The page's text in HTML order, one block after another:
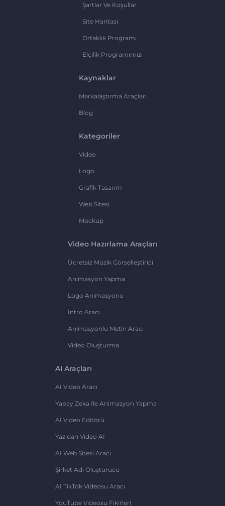
Şartlar Ve Koşullar
Site Haritası
Ortaklık Programı
Elçilik Programımızı
Kaynaklar
Markalaştırma Araçları
Blog
Kategoriler
Video
Logo
Grafik Tasarım
Web Sitesi
Mockup
Video Hazırlama Araçları
Ücretsiz Müzik Görselleştirici
Animasyon Yapma
Logo Animasyonu
İntro Aracı
Animasyonlu Metin Aracı
Video Oluşturma
AI Araçları
AI Video Aracı
Yapay Zeka Ile Animasyon Yapma
AI Video Editörü
Yazıdan Video AI
AI Web Sitesi Aracı
Şirket Adı Oluşturucu
AI TikTok Videosu Aracı
YouTube Videosu Fikirleri